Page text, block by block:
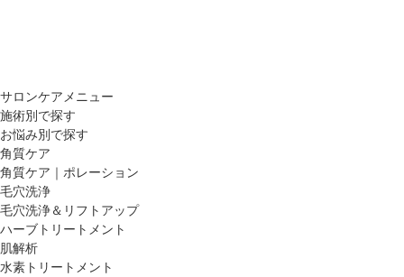
サロンケアメニュー
施術別で探す
お悩み別で探す
角質ケア
角質ケア｜ポレーション
毛穴洗浄
毛穴洗浄＆リフトアップ
ハーブトリートメント
肌解析
水素トリートメント